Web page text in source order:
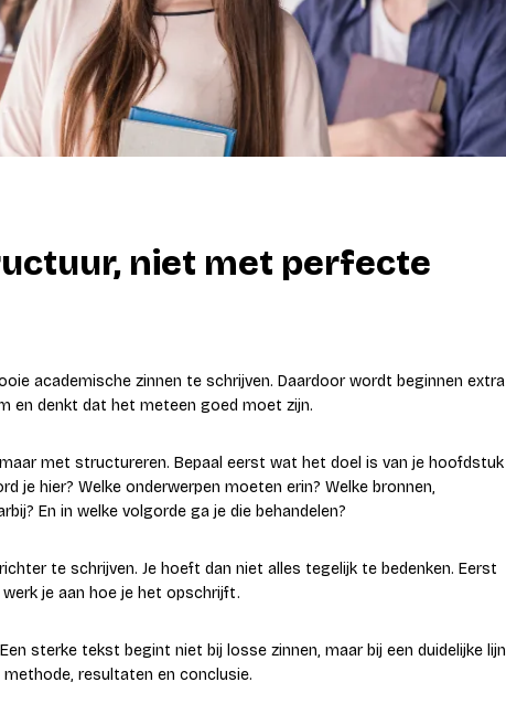
niet met perfecte
academische zinnen te schrijven. Daardoor wordt beginnen extra
en denkt dat het meteen goed moet zijn.
met structureren. Bepaal eerst wat het doel is van je hoofdstuk
je hier? Welke onderwerpen moeten erin? Welke bronnen,
En in welke volgorde ga je die behandelen?
te schrijven. Je hoeft dan niet alles tegelijk te bedenken. Eerst
je aan hoe je het opschrijft.
sterke tekst begint niet bij losse zinnen, maar bij een duidelijke lijn
methode, resultaten en conclusie.